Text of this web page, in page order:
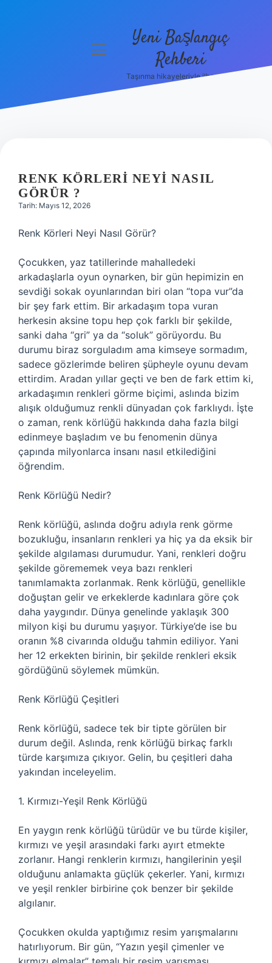
Politikası
menüyü
Yeni Başlangıç
Rehberi
Taşınma hikayeleriyle ilham bul!
RENK KÖRLERI NEYI NASIL
GÖRÜR ?
Tarih: Mayıs 12, 2026
Renk Körleri Neyi Nasıl Görür?
Çocukken, yaz tatillerinde mahalledeki
arkadaşlarla oyun oynarken, bir gün hepimizin en
sevdiği sokak oyunlarından biri olan “topa vur”da
bir şey fark ettim. Bir arkadaşım topa vuran
herkesin aksine topu hep çok farklı bir şekilde,
sanki daha “gri” ya da “soluk” görüyordu. Bu
durumu biraz sorguladım ama kimseye sormadım,
sadece gözlerimde beliren şüpheyle oyunu devam
ettirdim. Aradan yıllar geçti ve ben de fark ettim ki,
arkadaşımın renkleri görme biçimi, aslında bizim
alışık olduğumuz renkli dünyadan çok farklıydı. İşte
o zaman, renk körlüğü hakkında daha fazla bilgi
edinmeye başladım ve bu fenomenin dünya
çapında milyonlarca insanı nasıl etkilediğini
öğrendim.
Renk Körlüğü Nedir?
Renk körlüğü, aslında doğru adıyla renk görme
bozukluğu, insanların renkleri ya hiç ya da eksik bir
şekilde algılaması durumudur. Yani, renkleri doğru
şekilde görememek veya bazı renkleri
tanımlamakta zorlanmak. Renk körlüğü, genellikle
doğuştan gelir ve erkeklerde kadınlara göre çok
daha yaygındır. Dünya genelinde yaklaşık 300
milyon kişi bu durumu yaşıyor. Türkiye’de ise bu
oranın %8 civarında olduğu tahmin ediliyor. Yani
her 12 erkekten birinin, bir şekilde renkleri eksik
gördüğünü söylemek mümkün.
Renk Körlüğü Çeşitleri
Renk körlüğü, sadece tek bir tipte görülen bir
durum değil. Aslında, renk körlüğü birkaç farklı
türde karşımıza çıkıyor. Gelin, bu çeşitleri daha
yakından inceleyelim.
1. Kırmızı-Yeşil Renk Körlüğü
En yaygın renk körlüğü türüdür ve bu türde kişiler,
kırmızı ve yeşil arasındaki farkı ayırt etmekte
zorlanır. Hangi renklerin kırmızı, hangilerinin yeşil
olduğunu anlamakta güçlük çekerler. Yani, kırmızı
ve yeşil renkler birbirine çok benzer bir şekilde
algılanır.
Çocukken okulda yaptığımız resim yarışmalarını
hatırlıyorum. Bir gün, “Yazın yeşil çimenler ve